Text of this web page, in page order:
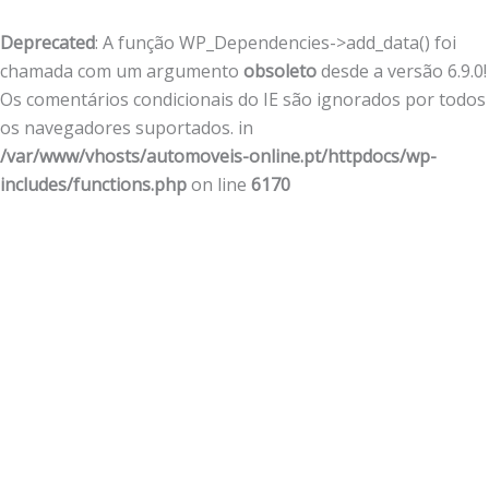
Deprecated: A função WP_Dependencies->add_data() foi
chamada com um argumento obsoletodesde a versão 6.9.0!
Os comentários condicionais do IE são ignorados por todos
os navegadores suportados. in
/var/www/vhosts/automoveis-online.pt/httpdocs/wp-
includes/functions.phpon line 6170